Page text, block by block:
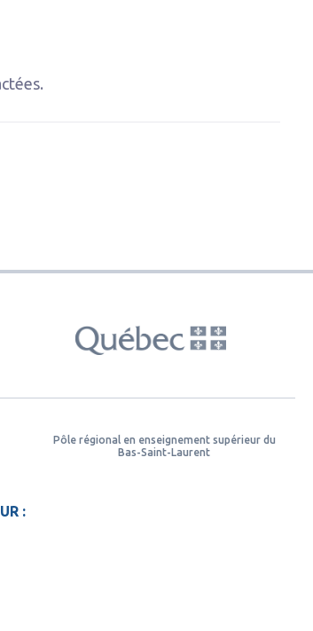
Pôle régional en enseignement supérieur du
Bas-Saint-Laurent
: